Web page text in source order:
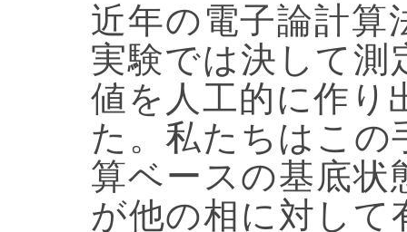
近年の電子論計算
実験では決して測
値を人工的に作り
た。私たちはこの
算ベースの基底状
が他の相に対して